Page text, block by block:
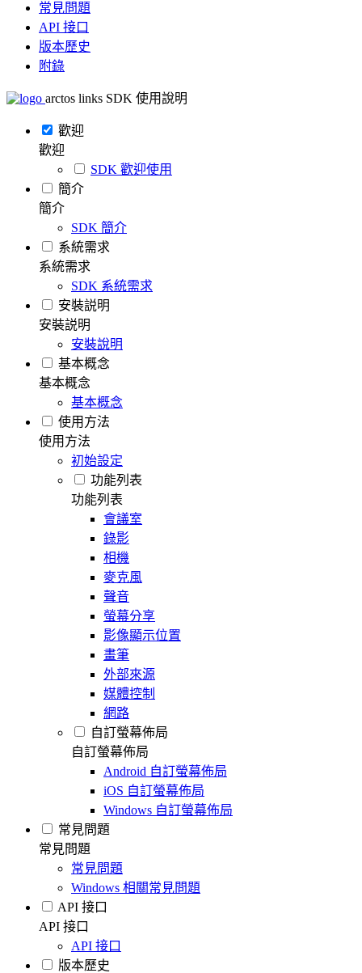
常見問題
API 接口
版本歷史
附錄
arctos links SDK 使用說明
歡迎
歡迎
SDK 歡迎使用
簡介
簡介
SDK 簡介
系統需求
系統需求
SDK 系統需求
安裝説明
安裝説明
安裝說明
基本概念
基本概念
基本概念
使用方法
使用方法
初始設定
功能列表
功能列表
會議室
錄影
相機
麥克風
聲音
螢幕分享
影像顯示位置
畫筆
外部來源
媒體控制
網路
自訂螢幕佈局
自訂螢幕佈局
Android 自訂螢幕佈局
iOS 自訂螢幕佈局
Windows 自訂螢幕佈局
常見問題
常見問題
常見問題
Windows 相關常見問題
API 接口
API 接口
API 接口
版本歷史